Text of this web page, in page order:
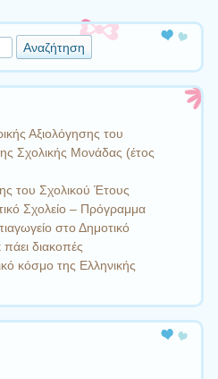
Αξιολόγησης του
Σχολικής Μονάδας (έτος
του Σχολικού Έτους
Σχολείο – Πρόγραμμα
στο Δημοτικό
διακοπές
κόσμο της Ελληνικής